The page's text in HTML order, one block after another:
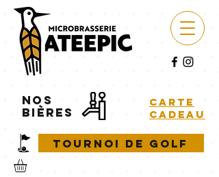
NOS
BIÈRES
carte
cadeau
Tournoi de golf